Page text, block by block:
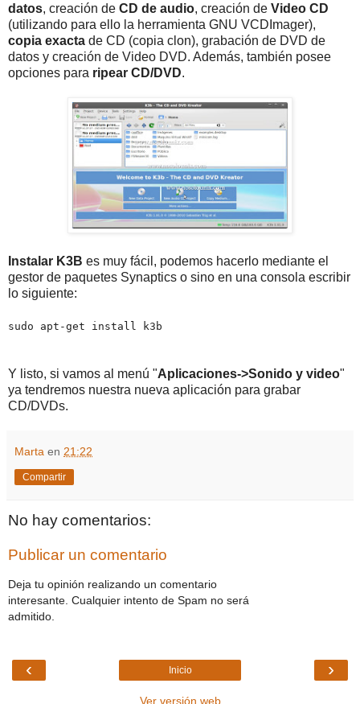
datos, creación de CD de audio, creación de Video CD
(utilizando para ello la herramienta GNU VCDImager),
copia exacta de CD (copia clon), grabación de DVD de
datos y creación de Video DVD. Además, también posee
opciones para ripear CD/DVD.
Instalar K3B es muy fácil, podemos hacerlo mediante el
gestor de paquetes Synaptics o sino en una consola escribir
lo siguiente:
sudo apt-get install k3b
Y listo, si vamos al menú "Aplicaciones->Sonido y video"
ya tendremos nuestra nueva aplicación para grabar
CD/DVDs.
Marta en 21:22
Compartir
No hay comentarios:
Publicar un comentario
Deja tu opinión realizando un comentario
interesante. Cualquier intento de Spam no será
admitido.
‹ ›
Inicio
Ver versión web